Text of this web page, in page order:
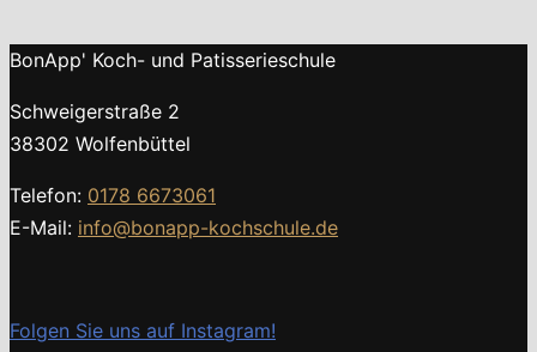
BonApp' Koch- und Patisserieschule
Schweigerstraße 2
38302 Wolfenbüttel
Telefon: 0178 6673061
E-Mail: info@bonapp-kochschule.de
Folgen Sie uns auf Instagram!